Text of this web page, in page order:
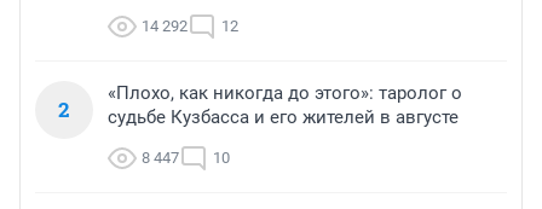
14 292 12
2
«Плохо, как никогда до этого»: таролог о
судьбе Кузбасса и его жителей в августе
8 447 10